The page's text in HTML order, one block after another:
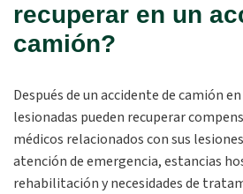
recuperar en un
camión?
Después de un accidente de camión
lesionadas pueden recuperar
médicos relacionados con sus
atención de emergencia, estancias
rehabilitación y necesidades de